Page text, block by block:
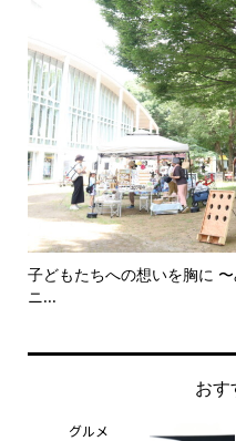

子どもたちへの想いを胸に
ニ...
おす
グルメ